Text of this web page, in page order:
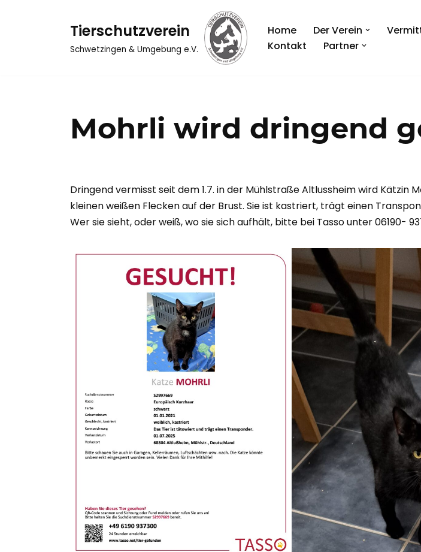
Tierschutzverein
Schwetzingen & Umgebung e.V.
Home Der Verein
Kontakt
Partner
Mohrli wird dringend
Dringend vermisst seit dem 1.7. in der Mühlstraße Altlussheim wird Kätzin
kleinen weißen Flecken auf der Brust. Sie ist kastriert, trägt einen
Wer sie sieht, oder weiß, wo sie sich aufhält, bitte bei Tasso unter 06190-